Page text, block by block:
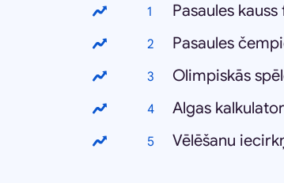
Pasaules
Pasaules
Olimpiskās
Algas
Vēlēšanu